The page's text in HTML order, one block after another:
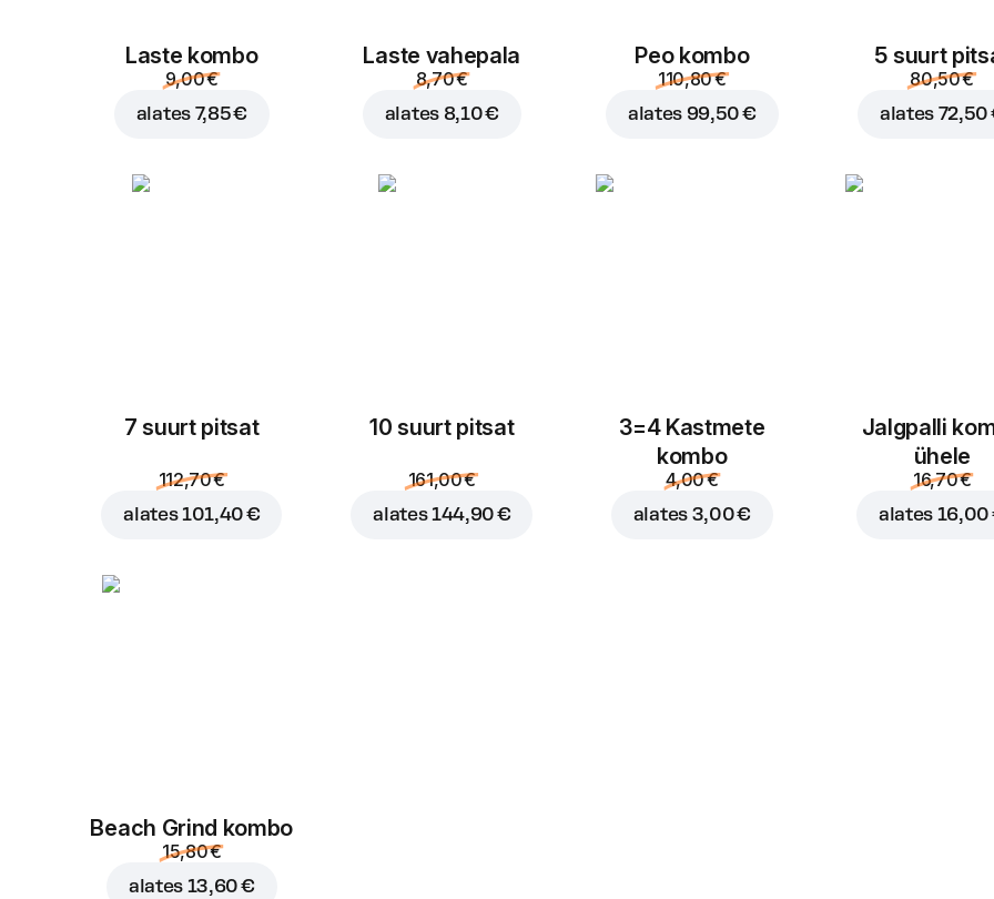
Laste kombo
9,00 €
alates 7,85 €
Laste vahepala
8,70 €
alates 8,10 €
Peo kombo
110,80 €
alates 99,50 €
5 suurt
80,50 €
alates 72,50
7 suurt pitsat
112,70 €
alates101,40 €
10 suurt pitsat
161,00 €
alates144,90 €
3=4 Kastmete
kombo
4,00 €
alates 3,00 €
Jalgpalli
ühele
16,70 €
alates 16,00
Beach Grind kombo
15,80 €
alates 13,60 €